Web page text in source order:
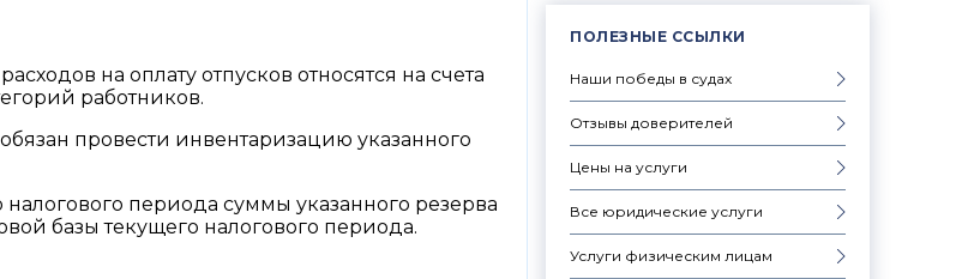
ПОЛЕЗНЫЕ ССЫЛКИ
Наши победы в судах
Отзывы доверителей
Цены на услуги
Все юридические услуги
Услуги физическим лицам
на оплату отпусков относятся на счета
работников.
провести инвентаризацию указанного
периода суммы указанного резерва
базы текущего налогового периода.